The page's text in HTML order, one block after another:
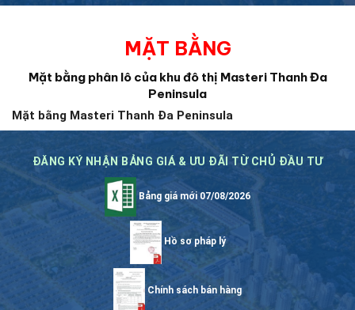
MẶT BẰNG
Mặt bằng phân lô của khu đô thị Masteri Thanh Đa
Peninsula
Mặt bằng Masteri Thanh Đa Peninsula
ĐĂNG KÝ NHẬN BẢNG GIÁ & ƯU ĐÃI TỪ CHỦ ĐẦU TƯ
Bảng giá mới 07/08/2026
Hồ sơ pháp lý
Chính sách bán hàng